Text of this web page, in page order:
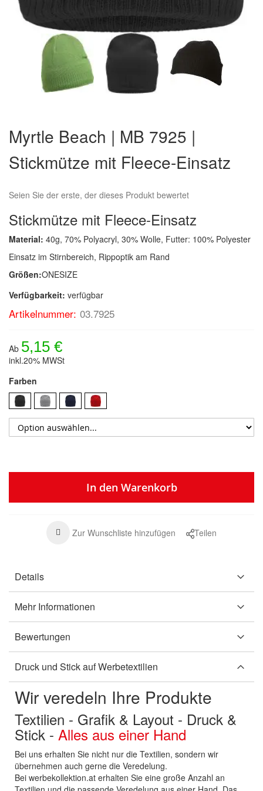
der
Bildergalerie
springen
Myrtle Beach | MB 7925 |
Stickmütze mit Fleece-Einsatz
Seien Sie der erste, der dieses Produkt bewertet
Stickmütze mit Fleece-Einsatz
Material: 40g, 70% Polyacryl, 30% Wolle, Futter: 100% Polyester
Einsatz im Stirnbereich, Rippoptik am Rand
Größen:ONESIZE
Verfügbarkeit: verfügbar
Artikelnummer: 03.7925
Ab 5,15 €
inkl.20% MWSt
Farben
In den Warenkorb
Zur Wunschliste hinzufügen Teilen
Details
Mehr Informationen
Bewertungen
Druck und Stick auf Werbetextilien
Wir veredeln Ihre Produkte
Textilien - Grafik & Layout - Druck &
Stick - Alles aus einer Hand
Bei uns erhalten Sie nicht nur die Textilien, sondern wir
übernehmen auch gerne die Veredelung.
Bei werbekollektion.at erhalten Sie eine große Anzahl an